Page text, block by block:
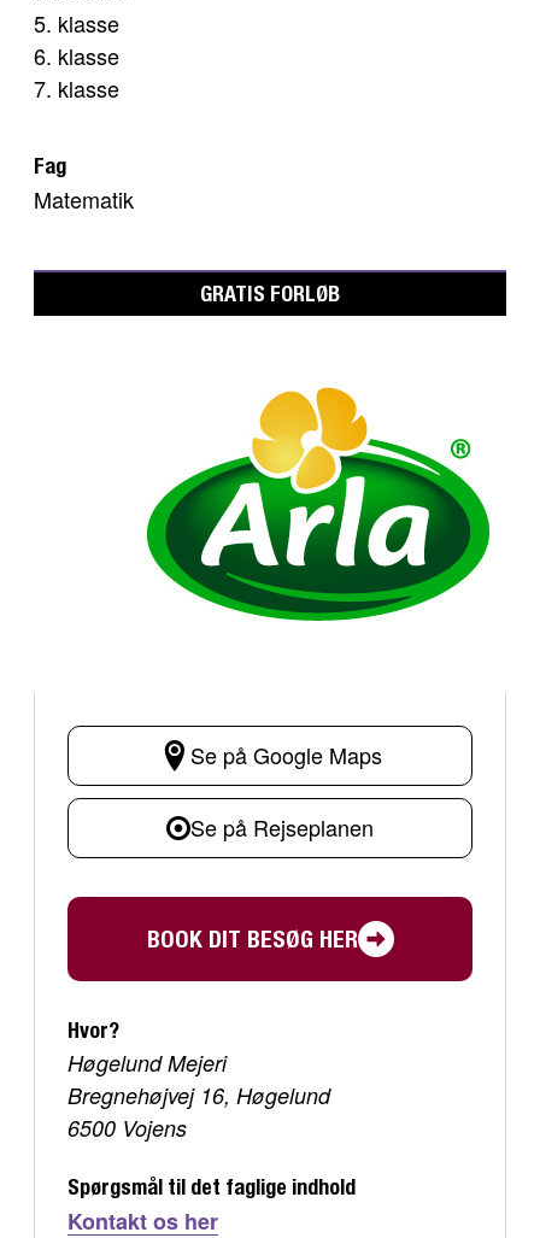
5. klasse
6. klasse
7. klasse
Fag
Matematik
GRATIS FORLØB
Se på Google Maps
Se på Rejseplanen
BOOK DIT BESØG HER
Hvor?
Høgelund Mejeri
Bregnehøjvej 16, Høgelund
6500 Vojens
Spørgsmål til det faglige indhold
Kontakt os her